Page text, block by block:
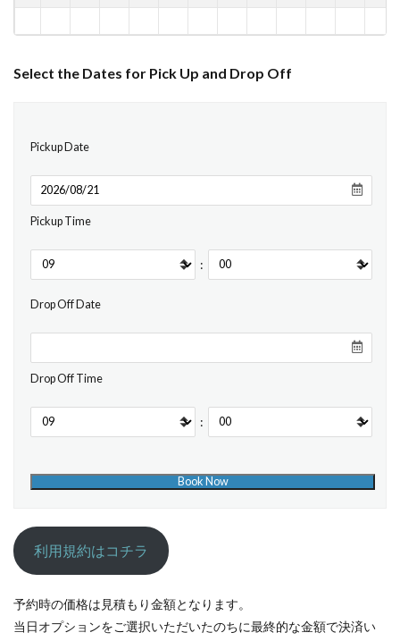
Select the Dates for Pick Up and Drop Off
Pickup Date
Pickup Time
:
Drop Off Date
Drop Off Time
:
利用規約はコチラ
予約時の価格は見積もり金額となります。
当日オプションをご選択いただいたのちに最終的な金額で決済い